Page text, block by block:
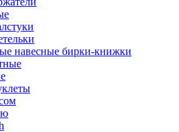
навесные бирки-книжки